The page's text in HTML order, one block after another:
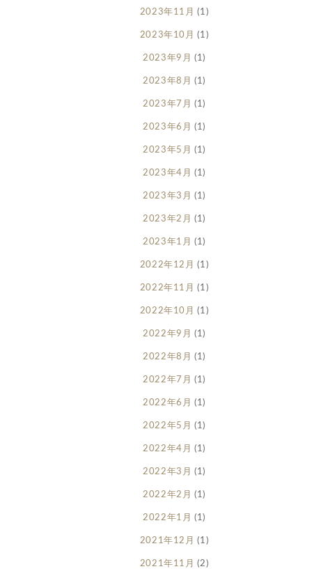
2023年11月 (1)
2023年10月 (1)
2023年9月 (1)
2023年8月 (1)
2023年7月 (1)
2023年6月 (1)
2023年5月 (1)
2023年4月 (1)
2023年3月 (1)
2023年2月 (1)
2023年1月 (1)
2022年12月 (1)
2022年11月 (1)
2022年10月 (1)
2022年9月 (1)
2022年8月 (1)
2022年7月 (1)
2022年6月 (1)
2022年5月 (1)
2022年4月 (1)
2022年3月 (1)
2022年2月 (1)
2022年1月 (1)
2021年12月 (1)
2021年11月 (2)